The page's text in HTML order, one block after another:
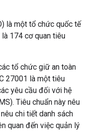
là một tổ chức quốc tế
174 cơ quan tiêu
tổ chức giữ an toàn
27001 là một tiêu
yêu cầu đối với hệ
Tiêu chuẩn này nêu
chi tiết danh sách
quan đến việc quản lý